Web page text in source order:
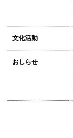
文化活動
おしらせ